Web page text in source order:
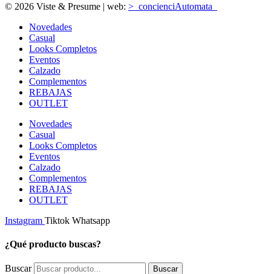
© 2026 Viste & Presume | web: >_concienciAutomata_
Novedades
Casual
Looks Completos
Eventos
Calzado
Complementos
REBAJAS
OUTLET
Novedades
Casual
Looks Completos
Eventos
Calzado
Complementos
REBAJAS
OUTLET
Instagram Tiktok Whatsapp
¿Qué producto buscas?
Buscar Buscar